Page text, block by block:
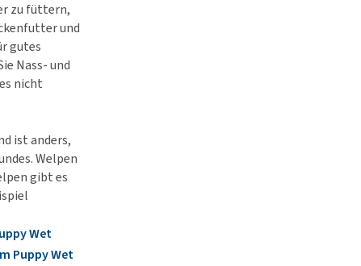
zu füttern,
und
gutes
Nass- und
nicht
ist anders,
Welpen
gibt es
Wet
Puppy Wet